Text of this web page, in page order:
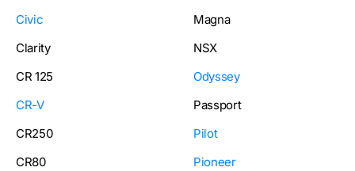
Civic
Clarity
CR 125
CR-V
CR250
CR80
Magna
NSX
Odyssey
Passport
Pilot
Pioneer